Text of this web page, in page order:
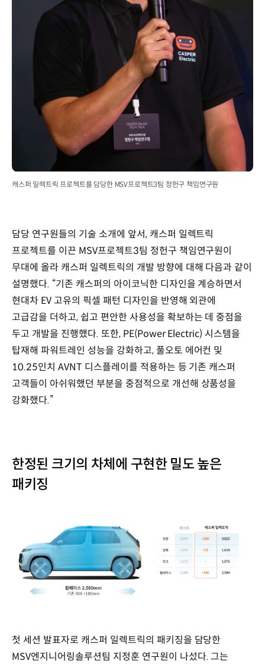
캐스퍼 일렉트릭 프로젝트를 담당한 MSV프로젝트3팀 정헌구 책임연구원
담당 연구원들의 기술 소개에 앞서, 캐스퍼 일렉트릭
프로젝트를 이끈 MSV프로젝트3팀 정헌구 책임연구원이
무대에 올라 캐스퍼 일렉트릭의 개발 방향에 대해 다음과 같이
설명했다. “기존 캐스퍼의 아이코닉한 디자인을 계승하면서
현대차 EV 고유의 픽셀 패턴 디자인을 반영해 외관에
고급감을 더하고, 쉽고 편안한 사용성을 확보하는 데 중점을
두고 개발을 진행했다. 또한, PE(Power Electric) 시스템을
탑재해 파워트레인 성능을 강화하고, 풀오토 에어컨 및
10.25인치 AVNT 디스플레이를 적용하는 등 기존 캐스퍼
고객들이 아쉬워했던 부분을 중점적으로 개선해 상품성을
강화했다.”
한정된 크기의 차체에 구현한 밀도 높은
패키징
첫 세션 발표자로 캐스퍼 일렉트릭의 패키징을 담당한
MSV엔지니어링솔루션팀 지정훈 연구원이 나섰다. 그는